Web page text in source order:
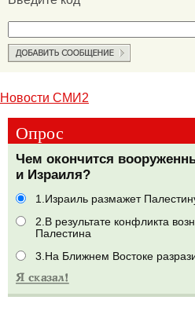
Новости СМИ2
Опрос
Чем окончится
и Израиля?
1.Израиль размажет
2.В результате конфликта
Палестина
3.На Ближнем Востоке